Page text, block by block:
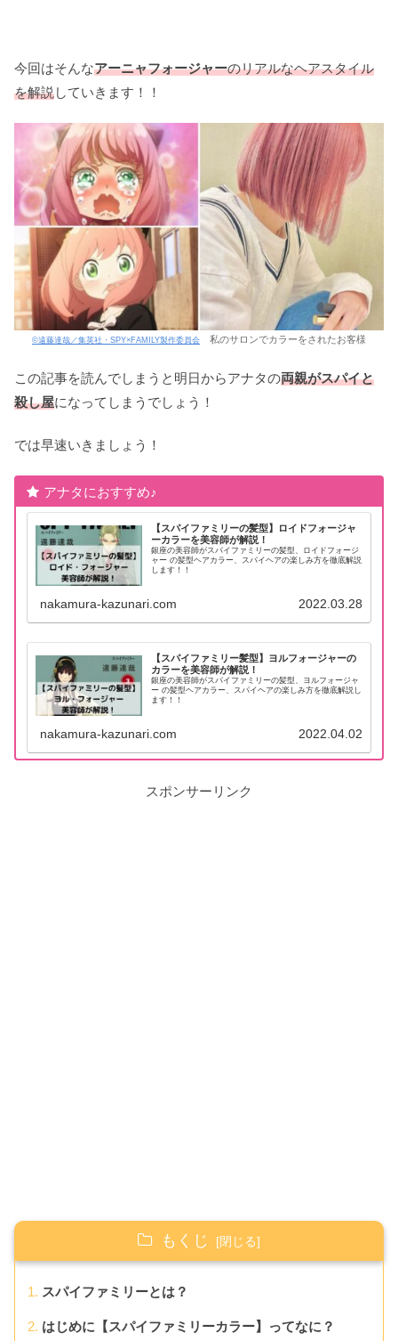
今回はそんなアーニャフォージャーのリアルなヘアスタイル
を解説していきます！！
©遠藤達哉／集英社・SPY×FAMILY製作委員会 私のサロンでカラーをされたお客様
この記事を読んでしまうと明日からアナタの両親がスパイと
殺し屋になってしまうでしょう！
では早速いきましょう！
アナタにおすすめ♪
【スパイファミリーの髪型】ロイドフォージャ
ーカラーを美容師が解説！
銀座の美容師がスパイファミリーの髪型、ロイドフォージ
ャー の髪型ヘアカラー、スパイヘアの楽しみ方を徹底解説
します！！
nakamura-kazunari.com 2022.03.28
【スパイファミリー髪型】ヨルフォージャーの
カラーを美容師が解説！
銀座の美容師がスパイファミリーの髪型、ヨルフォージャ
ー の髪型ヘアカラー、スパイヘアの楽しみ方を徹底解説し
ます！！
nakamura-kazunari.com 2022.04.02
スポンサーリンク
もくじ
スパイファミリーとは？
はじめに【スパイファミリーカラー】ってなに？